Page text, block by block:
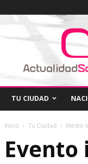
ActualidadSocial
TU CIUDAD
Inicio Tu Ciudad Medio
Evento